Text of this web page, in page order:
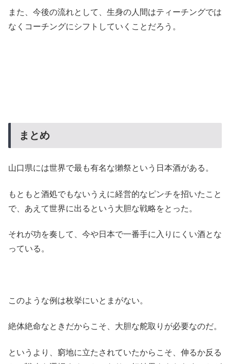
また、今後の流れとして、生身の人間はティーチングでは
なくコーチングにシフトしていくことだろう。
まとめ
山口県には世界で最も有名な獺祭という日本酒がある。
もともと酒処でもないうえに経営的なピンチを招いたこと
で、あえて世界に出るという大胆な戦略をとった。
それが功を奏して、今や日本で一番手に入りにくい酒とな
っている。
このような例は枚挙にいとまがない。
絶体絶命なときだからこそ、大胆な舵取りが必要なのだ。
というより、窮地に立たされていたからこそ、伸るか反る